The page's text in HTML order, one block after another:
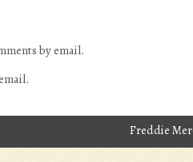
by email.
Freddie